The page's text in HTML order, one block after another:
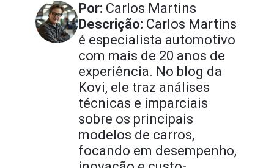
Por: Carlos Martins
Descrição: Carlos Martins
é especialista automotivo
com mais de 20 anos de
experiência. No blog da
Kovi, ele traz análises
técnicas e imparciais
sobre os principais
modelos de carros,
focando em desempenho,